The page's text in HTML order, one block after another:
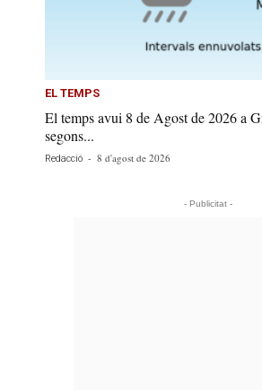
EL TEMPS
El temps avui 8 de Agost de 2026 a
segons...
Redacció - 8 d'agost de 2026
- Publicitat -